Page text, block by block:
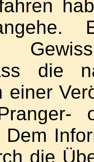
die
einer
die